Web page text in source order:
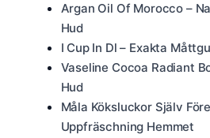
Argan Oil Of Morocco –
Hud
I Cup In Dl – Exakta
Vaseline Cocoa Radiant
Hud
Måla Köksluckor Själv
Uppfräschning Hemmet